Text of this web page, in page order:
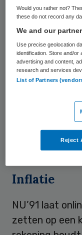
(LAD/FBZ,
Nederlandse
(NVZ)
uitgewisseld.
januari 2023
Er zijn
vervolg van
18 november
verder.
Inflatie
NU’91 laat
zetten op een
Would you rather not?
these do not record any
We and our
Use precise geolocation
identification. Store and/or
advertising and content,
research and services
List of Partners
Reject